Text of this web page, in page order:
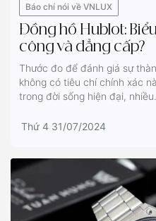
Báo chí nói về VNLUX
Đồng hồ Hublot:
công và đẳng cấp?
Thước đo để đánh giá sự
không có tiêu chí chính xác
trong đời sống hiện đại,
Thứ 4 31/07/2024